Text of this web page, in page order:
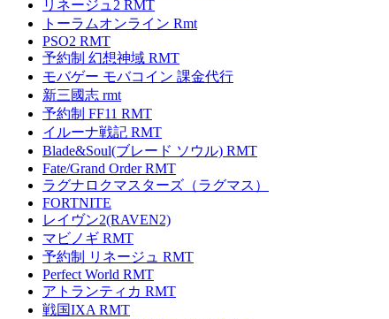
リネージュ2 RMT
トーラムオンライン Rmt
PSO2 RMT
予約制 幻想神域 RMT
モバゲー モバコイン 課金代行
新三國志 rmt
予約制 FF11 RMT
イルーナ戦記 RMT
Blade&Soul(ブレード ソウル) RMT
Fate/Grand Order RMT
ラグナロクマスターズ（ラグマス）
FORTNITE
レイヴン2(RAVEN2)
マビノギ RMT
予約制 リネージュ RMT
Perfect World RMT
アトランティカ RMT
戦国IXA RMT